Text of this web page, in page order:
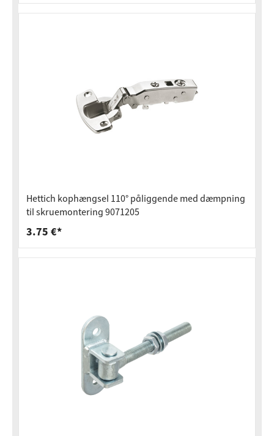
Hettich kophængsel 110° påliggende med dæmpning
til skruemontering 9071205
3.75 €*